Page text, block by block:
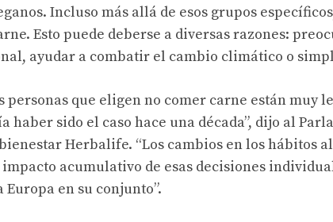
Incluso más allá de esos grupos
Esto puede deberse a diversas razones:
ayudar a combatir el cambio climático o
personas que eligen no comer carne están muy
sido el caso hace una década”, dijo al
Herbalife. “Los cambios en los hábitos
acumulativo de esas decisiones
en su conjunto”.